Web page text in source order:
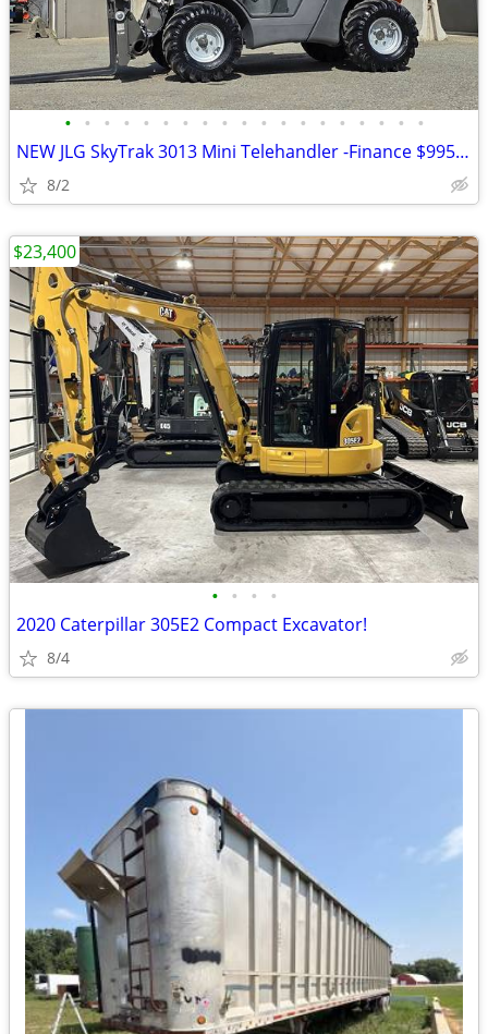
• • • • • • • • • • • • • • • • • • •
NEW JLG SkyTrak 3013 Mini Telehandler -Finance $995 Per Mo*
8/2
• • • •
2020 Caterpillar 305E2 Compact Excavator!
8/4
$23,400